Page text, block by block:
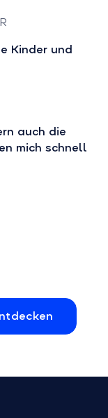
Kinder und
auch die
mich schnell